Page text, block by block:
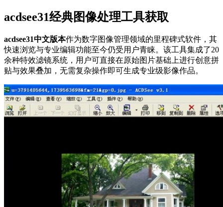
acdsee31经典图像处理工具获取
acdsee31中文版本作为数字图像管理领域的里程碑式软件，其
快速浏览与专业编辑功能至今仍受用户青睐。该工具集成了20
余种特效滤镜系统，用户可直接在原始图片基础上进行创意拼
贴与效果叠加，无需复杂操作即可生成专业级影像作品。